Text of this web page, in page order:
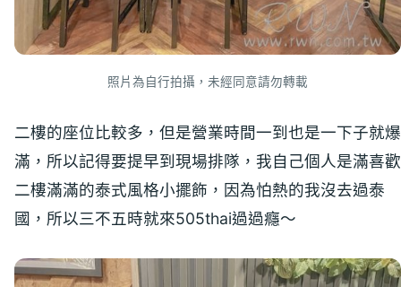
照片為自行拍攝，未經同意請勿轉載
二樓的座位比較多，但是營業時間一到也是一下子就爆
滿，所以記得要提早到現場排隊，我自己個人是滿喜歡
二樓滿滿的泰式風格小擺飾，因為怕熱的我沒去過泰
國，所以三不五時就來505thai過過癮～